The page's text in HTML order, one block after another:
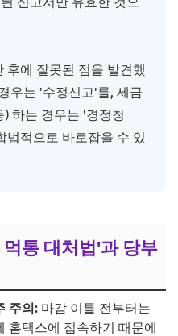
후에 잘못된 점을 발견했
우는 '수정신고'를, 세금
하는 경우는 '경정청
법적으로 바로잡을 수 있
통 대처법'과 당부
주의: 마감 이틀 전부터는
홈택스에 접속하기 때문에